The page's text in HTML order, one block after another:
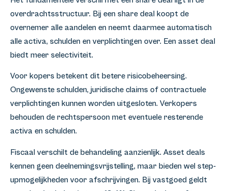
overdrachtsstructuur. Bij een share deal koopt de
overnemer alle aandelen en neemt daarmee automatisch
alle activa, schulden en verplichtingen over. Een asset deal
biedt meer selectiviteit.
Voor kopers betekent dit betere risicobeheersing.
Ongewenste schulden, juridische claims of contractuele
verplichtingen kunnen worden uitgesloten. Verkopers
behouden de rechtspersoon met eventuele resterende
activa en schulden.
Fiscaal verschilt de behandeling aanzienlijk. Asset deals
kennen geen deelnemingsvrijstelling, maar bieden wel step-
upmogelijkheden voor afschrijvingen. Bij vastgoed geldt